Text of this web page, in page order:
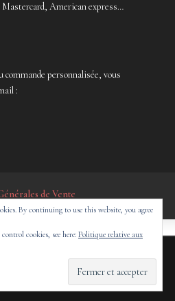
American express…
personnalisée, vous
:
de Vente
| Propulsé par
By continuing to use this website, you agree
cookies, see here: Politique relative aux